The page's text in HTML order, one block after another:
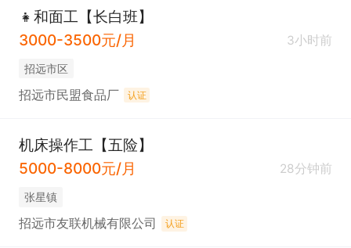
👧和面工【长白班】
3000-3500元/月
3小时前
招远市区
招远市民盟食品厂 认证
机床操作工【五险】
5000-8000元/月
28分钟前
张星镇
招远市友联机械有限公司 认证